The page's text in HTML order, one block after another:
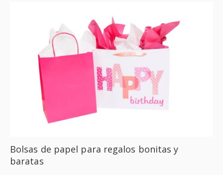
Bolsas de papel para regalos bonitas y
baratas